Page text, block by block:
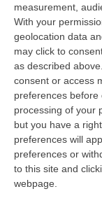
measurement,
With your
geolocation data
may click to
as described
consent or access
preferences before
processing of your
but you have a
preferences will
preferences or
to this site and
webpage.
Clicca e segui
VIBO
alcuni di
renziani del
persone